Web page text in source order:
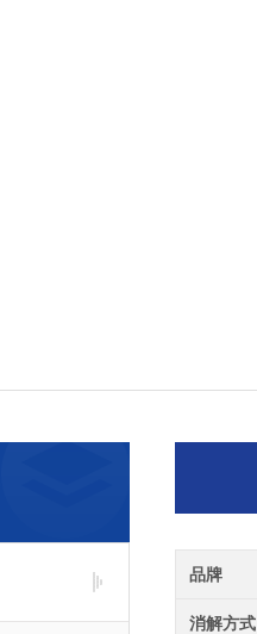
品牌
消解方式